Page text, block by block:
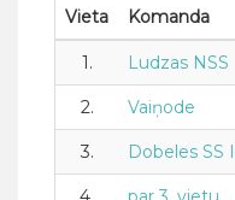
Vieta Komanda
1. Ludzas NSS
2. Vaiņode
3. Dobeles SS I